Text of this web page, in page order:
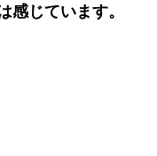
感じています。